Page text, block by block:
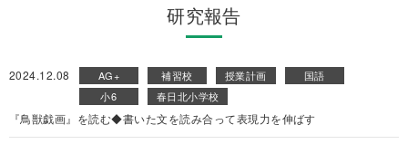
研究報告
2024.12.08 AG+ 補習校 授業計画
国語
小6
春日北小学校
『鳥獣戯画』を読む◆書いた文を読み合って表現力を伸ばす